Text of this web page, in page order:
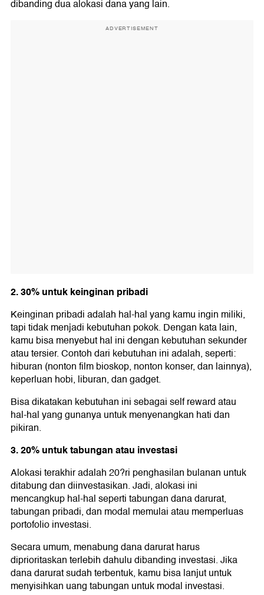
dibanding dua alokasi dana yang lain.
ADVERTISEMENT
2. 30% untuk keinginan pribadi
Keinginan pribadi adalah hal-hal yang kamu ingin miliki,
tapi tidak menjadi kebutuhan pokok. Dengan kata lain,
kamu bisa menyebut hal ini dengan kebutuhan sekunder
atau tersier. Contoh dari kebutuhan ini adalah, seperti:
hiburan (nonton film bioskop, nonton konser, dan lainnya),
keperluan hobi, liburan, dan gadget.
Bisa dikatakan kebutuhan ini sebagai self reward atau
hal-hal yang gunanya untuk menyenangkan hati dan
pikiran.
3. 20% untuk tabungan atau investasi
Alokasi terakhir adalah 20?ri penghasilan bulanan untuk
ditabung dan diinvestasikan. Jadi, alokasi ini
mencangkup hal-hal seperti tabungan dana darurat,
tabungan pribadi, dan modal memulai atau memperluas
portofolio investasi.
Secara umum, menabung dana darurat harus
diprioritaskan terlebih dahulu dibanding investasi. Jika
dana darurat sudah terbentuk, kamu bisa lanjut untuk
menyisihkan uang tabungan untuk modal investasi.